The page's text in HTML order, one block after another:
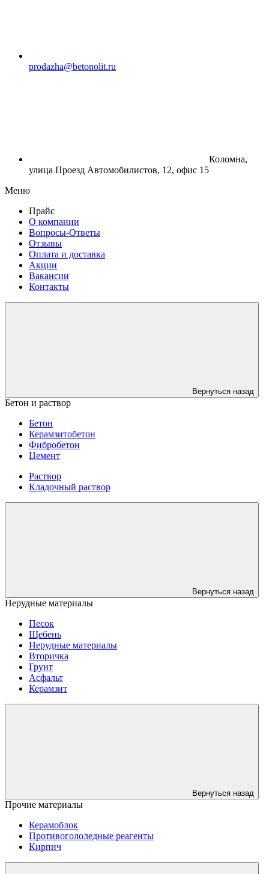
prodazha@betonolit.ru
Коломна,
улица Проезд Автомобилистов, 12, офис 15
Меню
Прайс
О компании
Вопросы-Ответы
Отзывы
Оплата и доставка
Акции
Вакансии
Контакты
Вернуться назад
Бетон и раствор
Бетон
Керамзитобетон
Фибробетон
Цемент
Раствор
Кладочный раствор
Вернуться назад
Нерудные материалы
Песок
Щебень
Нерудные материалы
Вторичка
Грунт
Асфальт
Керамзит
Вернуться назад
Прочие материалы
Керамоблок
Противогололедные реагенты
Кирпич